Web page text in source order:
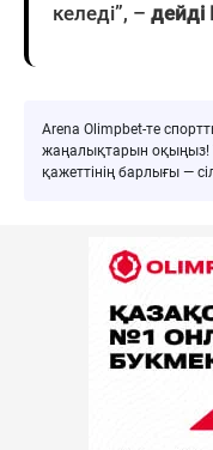
келеді”, – дейді
Arena Olimpbet-те
жаңалықтарын оқыңыз!
қажеттінің барлығы —